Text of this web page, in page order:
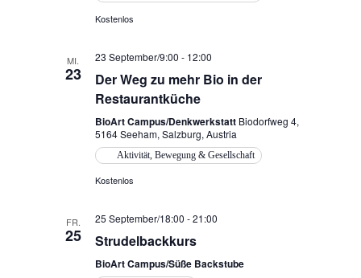
Kostenlos
MI.
23
23 September/9:00 - 12:00
Der Weg zu mehr Bio in der
Restaurantküche
BioArt Campus/Denkwerkstatt Biodorfweg 4,
5164 Seeham, Salzburg, Austria
Aktivität, Bewegung & Gesellschaft
Kostenlos
FR.
25
25 September/18:00 -21:00
Strudelbackkurs
BioArt Campus/Süße Backstube